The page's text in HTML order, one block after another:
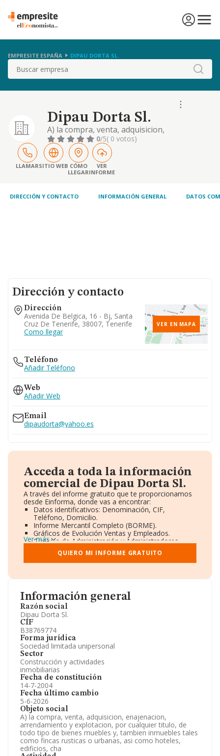
EMPRESITE ESPAÑA DIPAU DORTA SL.
Buscar
Dipau Dorta Sl.
A) la compra, venta, adquisicion,
enajenacion, arrendamiento y explotacion,
por cualquier titulo, de todo tipo de bienes
muebles y, tambien inmuebles tales como
fincas rusticas o urbanas, asi como hoteles,
edificios, cha
0/5( 0 votos)
LLAMARSITIO WEB CÓMO
LLEGAR
VER
INFORME
DIRECCIÓN Y CONTACTO INFORMACIÓN GENERAL DATOS
Información general
Razón social
Dipau Dorta Sl.
CIF
B38769774
Forma jurídica
Sociedad limitada unipersonal
Sector
Construcción y actividades
inmobiliarias
Fecha de constitución
14-7-2004
Fecha último cambio
5-6-2026
Objeto social
A) la compra, venta, adquisicion, enajenacion,
arrendamiento y explotacion, por cualquier titulo, de
todo tipo de bienes muebles y, tambien inmuebles tales
como fincas rusticas o urbanas, asi como hoteles,
edificios, cha
Dirección y contacto
Dirección
Avenida De Belgica, 16 - Bj, Santa
Cruz De Tenerife, 38007, Tenerife
Como llegar
VER EN MAPA
Teléfono
Añadir Teléfono
Web
Añadir Web
Email
dipaudorta@yahoo.es
Acceda a toda la información
comercial de Dipau Dorta Sl.
A través del informe gratuito que te proporcionamos
desde Einforma, donde vas a encontrar:
Datos identificativos: Denominación, CIF,
Teléfono, Domicilio.
Informe Mercantil Completo (BORME).
Gráficos de Evolución Ventas y Empleados.
Consejo de Administración y Administradores.
Directivos y Ejecutivos.
Accionistas.
Participaciones y Vinculaciones en otras empresas.
Información oficial y registral complementaria.
Ver más
QUIERO MI INFORME GRATUITO